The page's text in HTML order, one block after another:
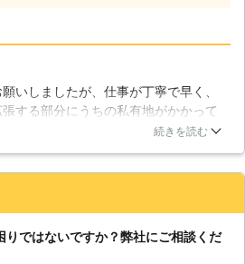
いしましたが、仕事が丁寧で早く、
する部分にうちの私有地がかかって
を求められていましたが、思ったより
ます。
12月14日
続きを読む
りではないですか？弊社にご相談くだ